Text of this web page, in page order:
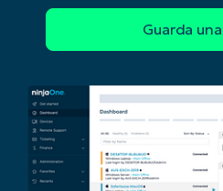
Phone
Company
name*